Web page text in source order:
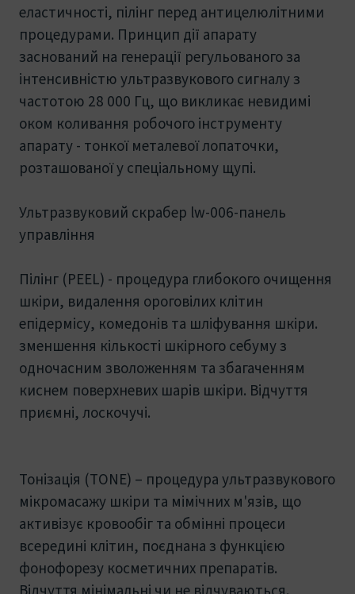
еластичності, пілінг перед антицелюлітними
процедурами. Принцип дії апарату
заснований на генерації регульованого за
інтенсивністю ультразвукового сигналу з
частотою 28 000 Гц, що викликає невидимі
оком коливання робочого інструменту
апарату - тонкої металевої лопаточки,
розташованої у спеціальному щупі.
Ультразвуковий скрабер lw-006-панель
управління
Пілінг (PEEL) - процедура глибокого очищення
шкіри, видалення ороговілих клітин
епідермісу, комедонів та шліфування шкіри.
зменшення кількості шкірного себуму з
одночасним зволоженням та збагаченням
киснем поверхневих шарів шкіри. Відчуття
приємні, лоскочучі.
Тонізація (TONE) – процедура ультразвукового
мікромасажу шкіри та мімічних м'язів, що
активізує кровообіг та обмінні процеси
всередині клітин, поєднана з функцією
фонофорезу косметичних препаратів.
Відчуття мінімальні чи не відчуваються.